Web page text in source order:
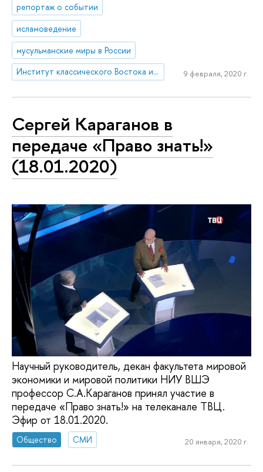
репортаж о событии
исламоведение
мусульманские миры в России
Институт классического Востока и античности
9 февраля, 2020 г.
Сергей Караганов в
передаче «Право знать!»
(18.01.2020)
Научный руководитель, декан факультета мировой
экономики и мировой политики НИУ ВШЭ
профессор С.А.Караганов принял участие в
передаче «Право знать!» на телеканале ТВЦ.
Эфир от 18.01.2020.
Общество СМИ 20 января, 2020 г.